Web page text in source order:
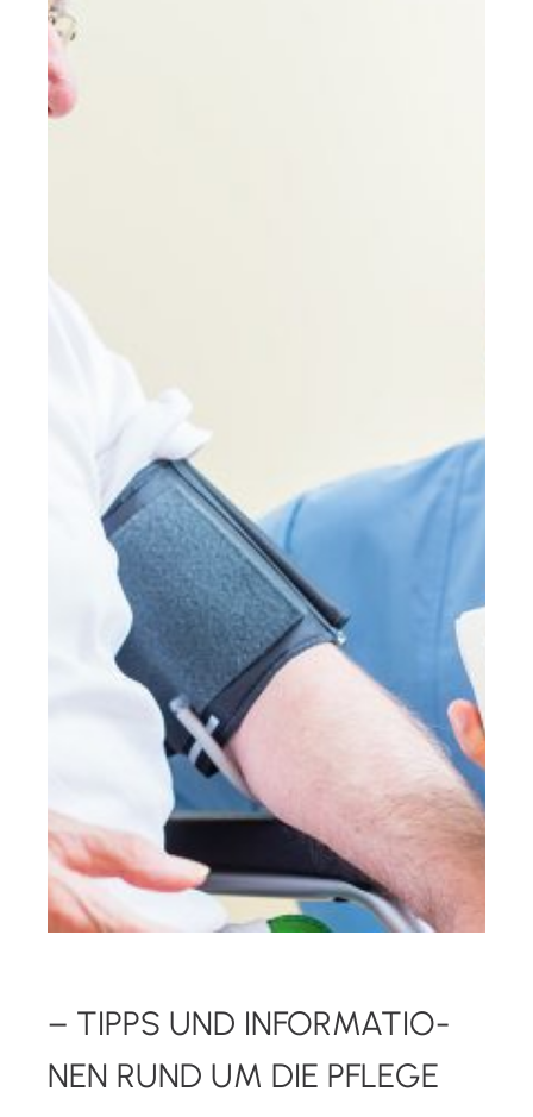
– TIPPS UND INFOR­MA­TIO­
NEN RUND UM DIE PFLEGE